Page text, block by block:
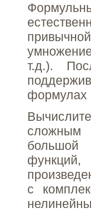
т.д.).
формулах
сложным
большой
с